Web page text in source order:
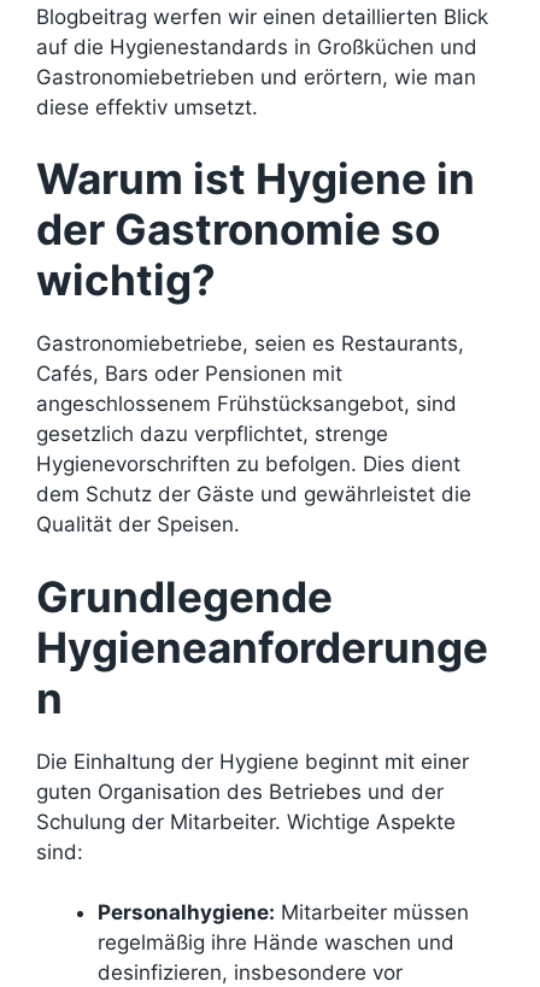
Blogbeitrag werfen wir einen detaillierten Blick
auf die Hygienestandards in Großküchen und
Gastronomiebetrieben und erörtern, wie man
diese effektiv umsetzt.
Warum ist Hygiene in
der Gastronomie so
wichtig?
Gastronomiebetriebe, seien es Restaurants,
Cafés, Bars oder Pensionen mit
angeschlossenem Frühstücksangebot, sind
gesetzlich dazu verpflichtet, strenge
Hygienevorschriften zu befolgen. Dies dient
dem Schutz der Gäste und gewährleistet die
Qualität der Speisen.
Grundlegende
Hygieneanforderunge
n
Die Einhaltung der Hygiene beginnt mit einer
guten Organisation des Betriebes und der
Schulung der Mitarbeiter. Wichtige Aspekte
sind:
Personalhygiene: Mitarbeiter müssen
regelmäßig ihre Hände waschen und
desinfizieren, insbesondere vor